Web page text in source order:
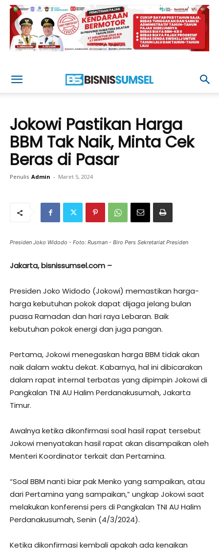
Jokowi Pastikan Harga
BBM Tak Naik, Minta Cek
Beras di Pasar
Penulis Admin - Maret 5, 2024
Presiden Joko Widodo - Foto: Rusman - Biro Pers Sekretariat Presiden
Jakarta, bisnissumsel.com –
Presiden Joko Widodo (Jokowi) memastikan harga-
harga kebutuhan pokok dapat dijaga jelang bulan
puasa Ramadan dan hari raya Lebaran. Baik
kebutuhan pokok energi dan juga pangan.
Pertama, Jokowi menegaskan harga BBM tidak akan
naik dalam waktu dekat. Kabarnya, hal ini dibicarakan
dalam rapat internal terbatas yang dipimpin Jokowi di
Pangkalan TNI AU Halim Perdanakusumah, Jakarta
Timur.
Awalnya ketika dikonfirmasi soal hasil rapat tersebut
Jokowi menyatakan hasil rapat akan disampaikan oleh
Menteri Koordinator terkait dan Pertamina.
“Soal BBM nanti biar pak Menko yang sampaikan, atau
dari Pertamina yang sampaikan,” ungkap Jokowi saat
melakukan konferensi pers di Pangkalan TNI AU Halim
Perdanakusumah, Senin (4/3/2024).
Ketika dikonfirmasi kembali apakah ada kenaikan